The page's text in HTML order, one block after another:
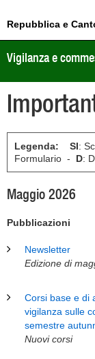
Repubblica e
Vigilanza e
Legenda: SI:
Formulario - D:
Maggio 2026
Pubblicazioni
Newsletter
Edizione di
Corsi base e di
vigilanza sulle
semestre
Nuovi corsi